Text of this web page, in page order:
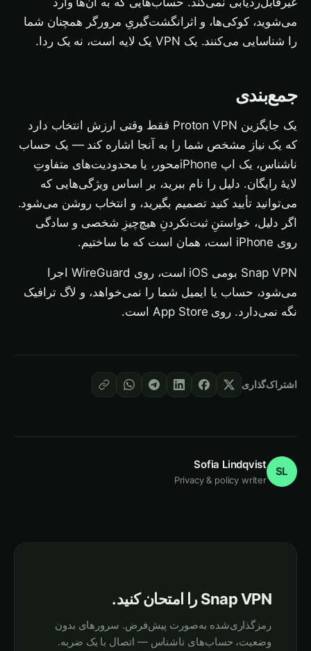
می‌شوید، کوکی‌ها، و اثرانگشت‌گیریِ مرورگر همچنان شما
را شناسایی می‌کنند. یک VPN یک لایه است، نه یک ردا.
جمع‌بندی
یک جایگزین Proton VPN فقط وقتی ارزش انتخاب دارد
که یک نیاز مشخص شما را به آنجا اشاره کند — یک حساب
ناشناس، یک اپ iPhone‌محور، یا محدودیت‌های متفاوتِ
لایهٔ رایگان. دلیل را نام ببرید، بر اساس ویژگی‌هایی که
می‌توانید تأیید کنید تصمیم بگیرید، و انتخاب روشن می‌شود.
اگر دلیل، خواستنِ ثبت‌نکردنِ هیچ‌چیزِ شخصی و سادگی
روی iPhone است، همان است که ما ساختیم.
Snap VPN بومی iOS است، روی WireGuard اجرا
می‌شود، حساب یا ایمیل شما را نمی‌خواهد، و لاگ ترافیک
نگه نمی‌دارد. روی App Store است.
اشتراک‌گذاری
SL
Sofia Lindqvist
Privacy & policy writer
Snap VPN را امتحان کنید.
رمزگذاری‌شده به‌صورت پیش‌فرض. سرورهای بدون
وضعیت، حساب‌های ناشناس — اتصال با یک ضربه.